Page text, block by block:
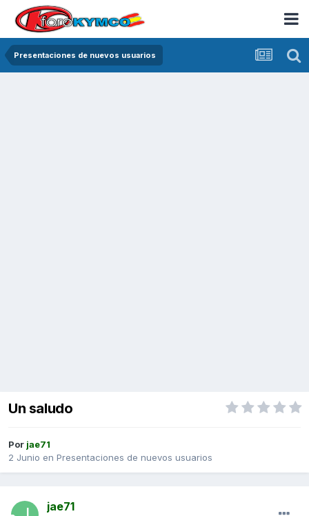
Presentaciones de nuevos usuarios
Un saludo
Por jae71
2 Junio en Presentaciones de nuevos usuarios
jae71